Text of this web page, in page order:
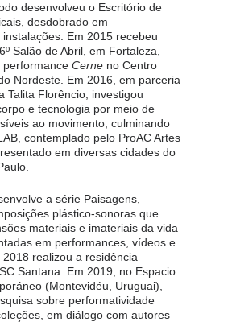
desenvolveu o Escritório de
desdobrado em
Em 2015 recebeu
Salão de Abril, em Fortaleza,
Cerne no Centro
Nordeste. Em 2016, em parceria
Talita Florêncio, investigou
e tecnologia por meio de
ao movimento, culminando
contemplado pelo ProAC Artes
em diversas cidades do
a série Paisagens,
plástico-sonoras que
materiais e imateriais da vida
em performances, vídeos e
2018 realizou a residência
Santana. Em 2019, no Espacio
(Montevidéu, Uruguai),
sobre performatividade
em diálogo com autores